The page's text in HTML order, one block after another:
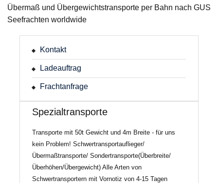
Übermaß und Übergewichtstransporte per Bahn nach GUS
Seefrachten worldwide
Kontakt
Ladeauftrag
Frachtanfrage
Spezialtransporte
Transporte mit 50t Gewicht und 4m Breite - für uns
kein Problem! Schwertransportauflieger/
Übermaßtransporte/ Sondertransporte(Überbreite/
Überhöhen/Übergewicht) Alle Arten von
Schwertransportern mit Vornotiz von 4-15 Tagen